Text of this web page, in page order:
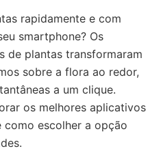
rapidamente e com
smartphone? Os
de plantas transformaram
sobre a flora ao redor,
a um clique.
os melhores aplicativos
escolher a opção